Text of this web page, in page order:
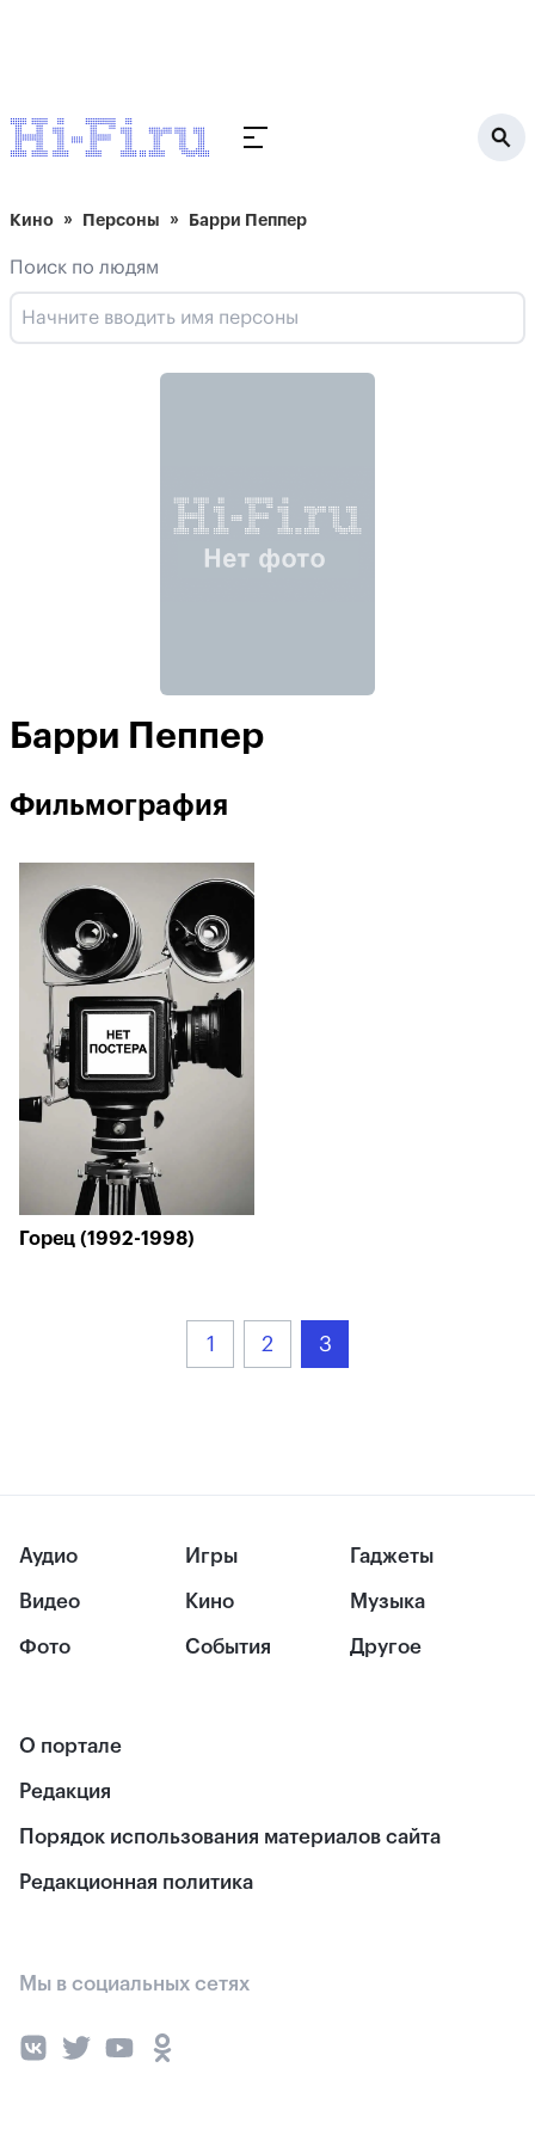
Кино Персоны Барри Пеппер
Поиск по людям
Барри Пеппер
Фильмография
Горец (1992-1998)
1 2 3
Аудио
Видео
Фото
Игры
Кино
События
Гаджеты
Музыка
Другое
О портале
Редакция
Порядок использования материалов сайта
Редакционная политика
Мы в социальных сетях